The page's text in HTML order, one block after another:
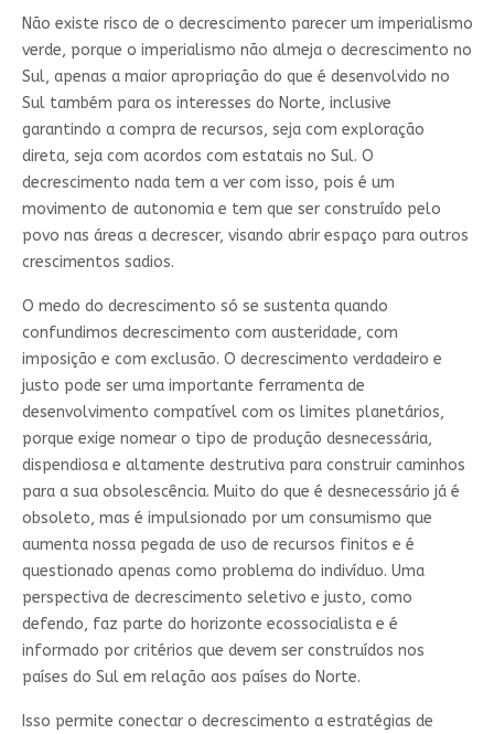
Não existe risco de o decrescimento parecer um imperialismo
verde, porque o imperialismo não almeja o decrescimento no
Sul, apenas a maior apropriação do que é desenvolvido no
Sul também para os interesses do Norte, inclusive
garantindo a compra de recursos, seja com exploração
direta, seja com acordos com estatais no Sul. O
decrescimento nada tem a ver com isso, pois é um
movimento de autonomia e tem que ser construído pelo
povo nas áreas a decrescer, visando abrir espaço para outros
crescimentos sadios.
O medo do decrescimento só se sustenta quando
confundimos decrescimento com austeridade, com
imposição e com exclusão. O decrescimento verdadeiro e
justo pode ser uma importante ferramenta de
desenvolvimento compatível com os limites planetários,
porque exige nomear o tipo de produção desnecessária,
dispendiosa e altamente destrutiva para construir caminhos
para a sua obsolescência. Muito do que é desnecessário já é
obsoleto, mas é impulsionado por um consumismo que
aumenta nossa pegada de uso de recursos finitos e é
questionado apenas como problema do indivíduo. Uma
perspectiva de decrescimento seletivo e justo, como
defendo, faz parte do horizonte ecossocialista e é
informado por critérios que devem ser construídos nos
países do Sul em relação aos países do Norte.
Isso permite conectar o decrescimento a estratégias de